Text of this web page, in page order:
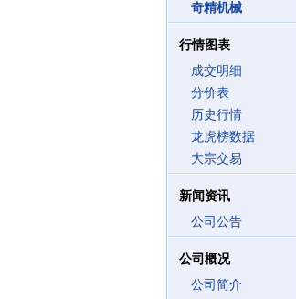
奇精机械
行情图表
成交明细
分价表
历史行情
龙虎榜数据
大宗交易
新闻资讯
公司公告
公司概况
公司简介